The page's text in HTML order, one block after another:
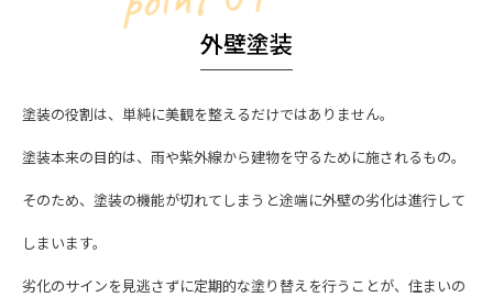
外壁塗装
塗装の役割は、単純に美観を整えるだけではありません。
塗装本来の目的は、雨や紫外線から建物を守るために施されるもの。
そのため、塗装の機能が切れてしまうと途端に外壁の劣化は進行して
しまいます。
劣化のサインを見逃さずに定期的な塗り替えを行うことが、住まいの